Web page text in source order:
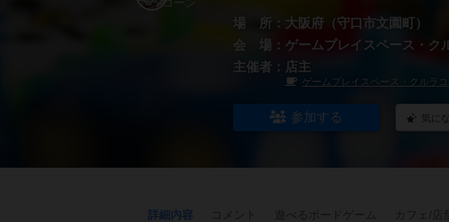
場 所： 大阪府（守口市文園町）
会 場： ゲームプレイスペース・ク
主催者：
店主
ゲームプレイスペース・クルラコ
参加する 気に
詳細内容